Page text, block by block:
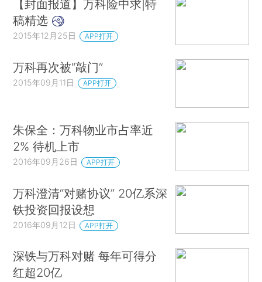
【封面报道】万科险中求|特
稿精选
2015年12月25日 APP打开
万科再次被“敲门”
2015年09月11日 APP打开
朱保全：万科物业市占率近
2% 待机上市
2016年09月26日 APP打开
万科澄清“对赌协议” 20亿系深
铁投资回报设想
2016年09月12日 APP打开
深铁与万科对赌 每年可得分
红超20亿